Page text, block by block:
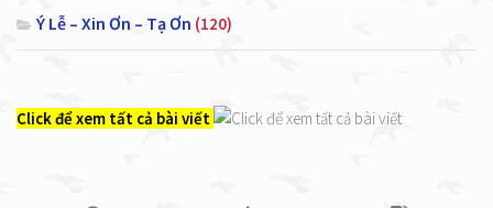
Ý Lễ – Xin Ơn – Tạ Ơn (120)
Click để xem tất cả bài viết